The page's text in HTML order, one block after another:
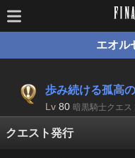
エオル
歩み続ける孤高
Lv 80 暗黒騎士クエス
クエスト発行